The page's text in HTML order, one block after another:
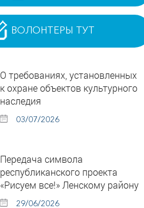
ВОЛОНТЕРЫ ТУТ
О требованиях, установленных
к охране объектов культурного
наследия
03/07/2026
Передача символа
республиканского проекта
«Рисуем все!» Ленскому району
29/06/2026